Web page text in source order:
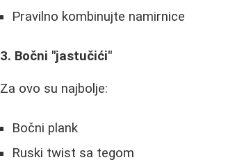
Pravilno kombinujte namirnice
3. Bočni "jastučići"
Za ovo su najbolje:
Bočni plank
Ruski twist sa tegom